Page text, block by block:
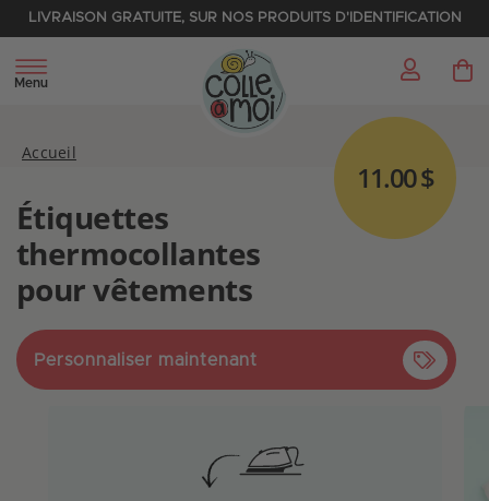
LIVRAISON GRATUITE, SUR NOS PRODUITS D'IDENTIFICATION
Menu
Accueil
Étiquettes
thermocollantes
pour vêtements
11.00 $
Personnaliser maintenant